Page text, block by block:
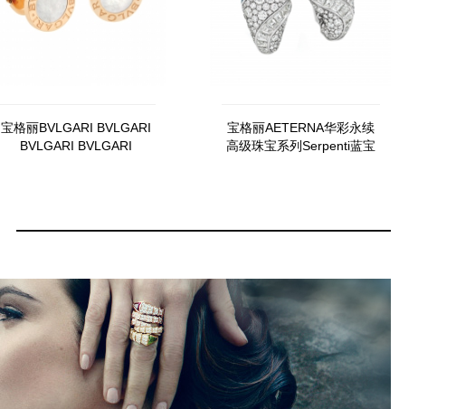
宝格丽BVLGARI BVLGARI
BVLGARI BVLGARI
宝格丽AETERNA华彩永续
高级珠宝系列Serpenti蓝宝